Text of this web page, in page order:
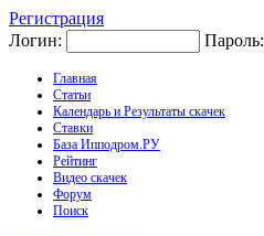
Регистрация
Логин:
Пароль:
Главная
Статьи
Календарь и Результаты скачек
Ставки
База Ипподром.РУ
Рейтинг
Видео скачек
Форум
Поиск